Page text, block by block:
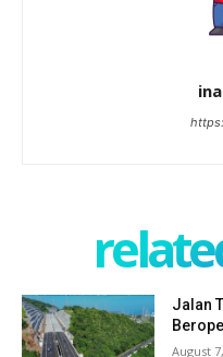
Jalan
August